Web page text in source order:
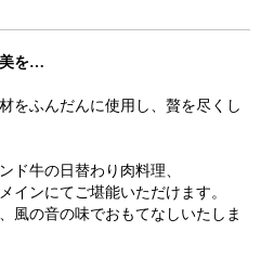
美を…
をふんだんに使用し、贅を尽くし
ド牛の日替わり肉料理、
インにてご堪能いただけます。
風の音の味でおもてなしいたしま